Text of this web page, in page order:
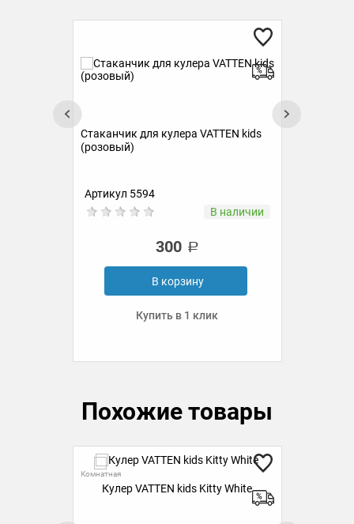
Крышка для бутыли VATTEN kids
Артикул УТ-00000366
В наличии
200
В корзину
Купить в 1 клик
Похожие товары
Скидка 20%